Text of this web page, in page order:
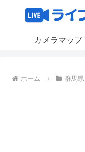
カメラマップ
ホーム 群馬県